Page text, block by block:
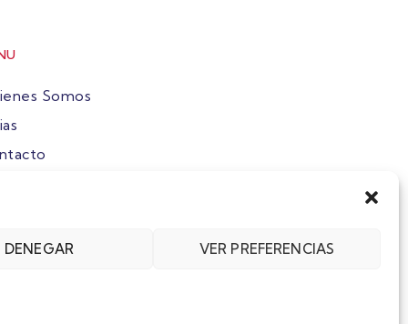
DENEGAR VER PREFERENCIAS
Somos